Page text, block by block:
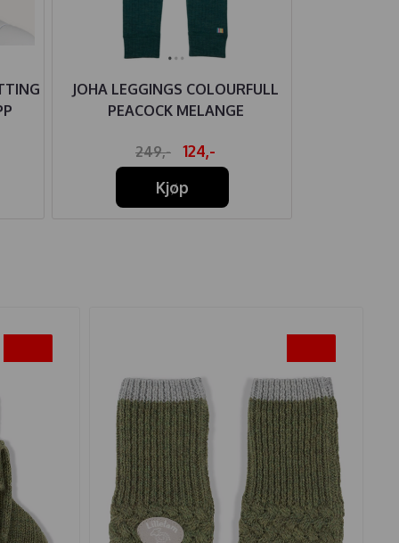
JOHA LEGGINGS COLOURFULL
PEACOCK MELANGE
249,-
124,-
Kjøp